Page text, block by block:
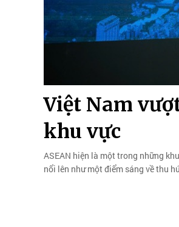
Việt Nam
khu vực
ASEAN hiện là một trong những
nổi lên như một điểm sáng về thu